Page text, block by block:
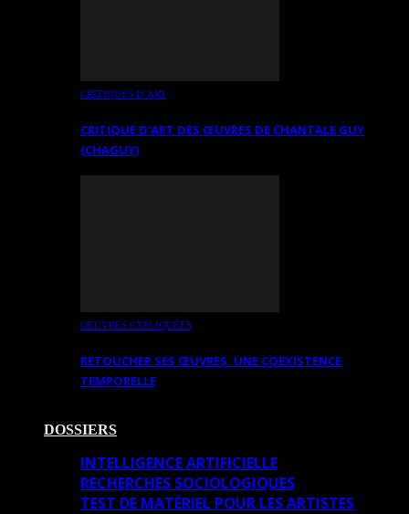
CRITIQUES D’ART
CRITIQUE D’ART DES ŒUVRES DE CHANTALE GUY
(CHAGUY)
OEUVRES EXPLIQUÉES
RETOUCHER SES ŒUVRES. UNE COEXISTENCE
TEMPORELLE
DOSSIERS
INTELLIGENCE ARTIFICIELLE
RECHERCHES SOCIOLOGIQUES
TEST DE MATÉRIEL POUR LES ARTISTES